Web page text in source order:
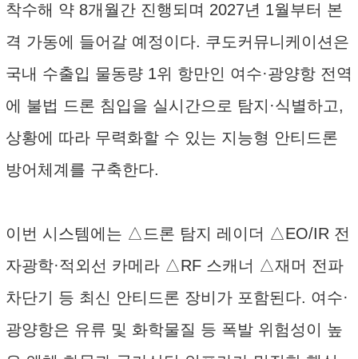
착수해 약 8개월간 진행되며 2027년 1월부터 본
격 가동에 들어갈 예정이다. 쿠도커뮤니케이션은
국내 수출입 물동량 1위 항만인 여수·광양항 전역
에 불법 드론 침입을 실시간으로 탐지·식별하고,
상황에 따라 무력화할 수 있는 지능형 안티드론
방어체계를 구축한다.
이번 시스템에는 △드론 탐지 레이더 △EO/IR 전
자광학·적외선 카메라 △RF 스캐너 △재머 전파
차단기 등 최신 안티드론 장비가 포함된다. 여수·
광양항은 유류 및 화학물질 등 폭발 위험성이 높